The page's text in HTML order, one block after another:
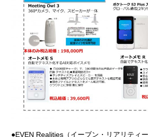
●EVEN Realities（イーブン・リアリティー